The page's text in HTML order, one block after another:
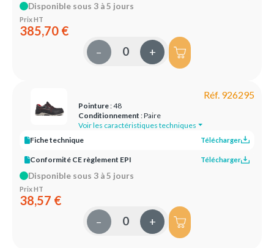
Disponible sous 3 à 5 jours
Prix HT
385,70 €
– +
Réf. 926295
Pointure: 48
Conditionnement : Paire
Voir les caractéristiques techniques
Fiche technique
Télécharger
Conformité CE règlement EPI Télécharger
Disponible sous 3 à 5 jours
Prix HT
38,57 €
– +